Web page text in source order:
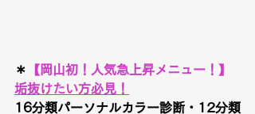
＊ 【 岡山初！人気急上昇メニュー！ 】
垢抜けたい方必見！
16分類パーソナルカラー診断・12分類